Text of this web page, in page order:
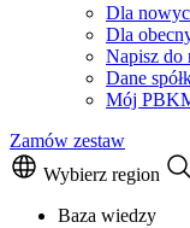
Dla
Dla
Napisz do
Dane
Mój
Zamów zestaw
Wybierz region
Baza wiedzy